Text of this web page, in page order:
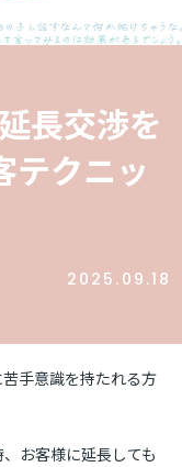
長交渉を
テクニッ
2025.09.18
手意識を持たれる方
お客様に延長しても